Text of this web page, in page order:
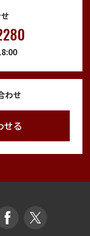
わせ
せる